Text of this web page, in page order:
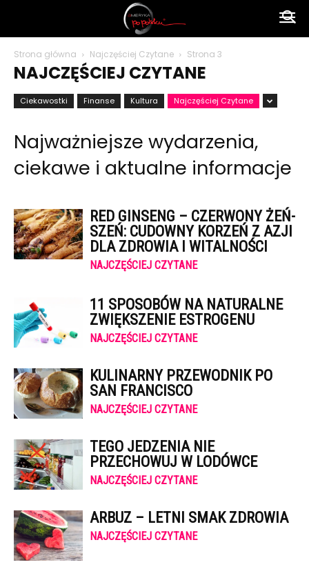
polsku
Strona główna Najczęściej Czytane Strona 3
NAJCZĘŚCIEJ CZYTANE
Ciekawostki Finanse Kultura Najczęściej Czytane
Najważniejsze wydarzenia,
ciekawe i aktualne informacje
RED GINSENG – CZERWONY ŻEŃ-
SZEŃ: CUDOWNY KORZEŃ Z AZJI
DLA ZDROWIA I WITALNOŚCI
NAJCZĘŚCIEJ CZYTANE
11 SPOSOBÓW NA NATURALNE
ZWIĘKSZENIE ESTROGENU
NAJCZĘŚCIEJ CZYTANE
KULINARNY PRZEWODNIK PO
SAN FRANCISCO
NAJCZĘŚCIEJ CZYTANE
TEGO JEDZENIA NIE
PRZECHOWUJ W LODÓWCE
NAJCZĘŚCIEJ CZYTANE
ARBUZ – LETNI SMAK ZDROWIA
NAJCZĘŚCIEJ CZYTANE